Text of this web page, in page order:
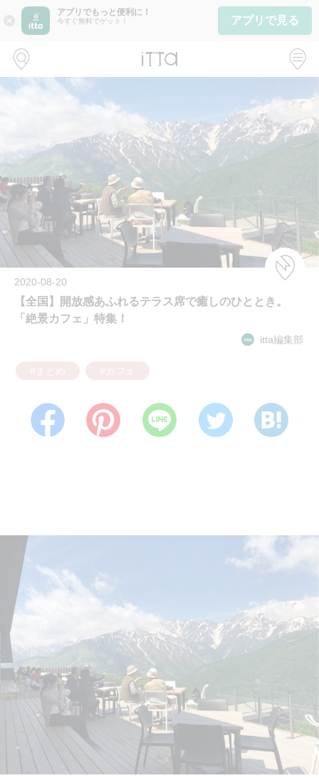
close
アプリでもっと便利に！
今すぐ無料でゲット！ アプリで見る
2020-08-20
【全国】開放感あふれるテラス席で癒しのひととき。
「絶景カフェ」特集！
itta編集部